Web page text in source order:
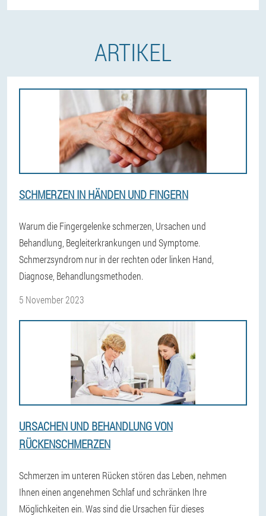
ARTIKEL
SCHMERZEN IN HÄNDEN UND FINGERN
Warum die Fingergelenke schmerzen, Ursachen und
Behandlung, Begleiterkrankungen und Symptome.
Schmerzsyndrom nur in der rechten oder linken Hand,
Diagnose, Behandlungsmethoden.
5 November 2023
URSACHEN UND BEHANDLUNG VON
RÜCKENSCHMERZEN
Schmerzen im unteren Rücken stören das Leben, nehmen
Ihnen einen angenehmen Schlaf und schränken Ihre
Möglichkeiten ein. Was sind die Ursachen für dieses